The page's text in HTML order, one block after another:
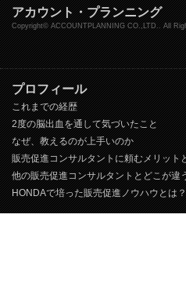
アカウント・プランニング
Copyright© ACCOUNTPLANNING CO.,LTD.. All
プロフィール
これまでの経歴
2度の脳出血を通して気づいたこと
なぜ、教えるのが上手いのか
販売促進コンサルタントに頼むメリット
他の販売促進コンサルタントとどこが違
HONDAで培った販売促進ノウハウとは？